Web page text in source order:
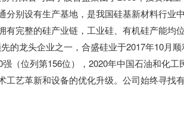
分别设有生产基地，是我国硅基新材料行业
有完整的硅产业链，工业硅、有机硅产能均
龙头企业之一，合盛硅业于2017年10月顺
（位列第156位），2020年中国石油和化
工艺革新和设备的优化升级。公司始终寻找